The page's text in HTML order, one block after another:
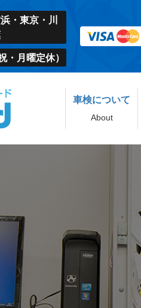
・東京・川
・月曜定休）
車検について
About